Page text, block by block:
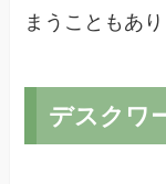
まうこともあり
デスクワ